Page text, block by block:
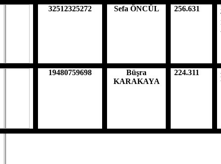
32512325272 Sefa ÖNCÜL 256.631
19480759698
Büşra
KARAKAYA
224.311